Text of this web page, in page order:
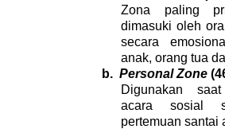
Zona paling
dimasuki oleh
secara
anak, orang tua
b. Personal Zone
Digunakan
acara sosial
pertemuan santai